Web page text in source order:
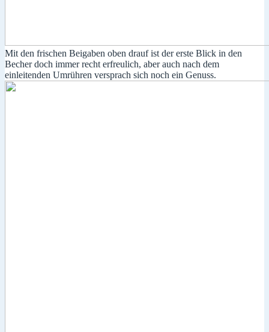
Mit den frischen Beigaben oben drauf ist der erste Blick in den
Becher doch immer recht erfreulich, aber auch nach dem
einleitenden Umrühren versprach sich noch ein Genuss.